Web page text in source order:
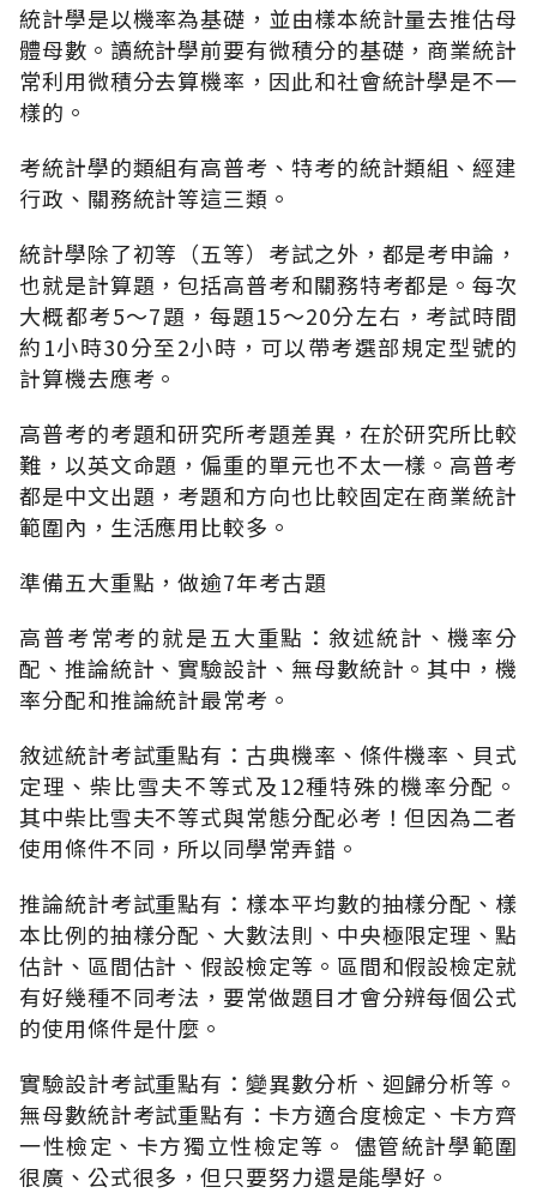
統計學是以機率為基礎，並由樣本統計量去推估母
體母數。讀統計學前要有微積分的基礎，商業統計
常利用微積分去算機率，因此和社會統計學是不一
樣的。
考統計學的類組有高普考、特考的統計類組、經建
行政、關務統計等這三類。
統計學除了初等（五等）考試之外，都是考申論，
也就是計算題，包括高普考和關務特考都是。每次
大概都考5～7題，每題15～20分左右，考試時間
約1小時30分至2小時，可以帶考選部規定型號的
計算機去應考。
高普考的考題和研究所考題差異，在於研究所比較
難，以英文命題，偏重的單元也不太一樣。高普考
都是中文出題，考題和方向也比較固定在商業統計
範圍內，生活應用比較多。
準備五大重點，做逾7年考古題
高普考常考的就是五大重點：敘述統計、機率分
配、推論統計、實驗設計、無母數統計。其中，機
率分配和推論統計最常考。
敘述統計考試重點有：古典機率、條件機率、貝式
定理、柴比雪夫不等式及12種特殊的機率分配。
其中柴比雪夫不等式與常態分配必考！但因為二者
使用條件不同，所以同學常弄錯。
推論統計考試重點有：樣本平均數的抽樣分配、樣
本比例的抽樣分配、大數法則、中央極限定理、點
估計、區間估計、假設檢定等。區間和假設檢定就
有好幾種不同考法，要常做題目才會分辨每個公式
的使用條件是什麼。
實驗設計考試重點有：變異數分析、迴歸分析等。
無母數統計考試重點有：卡方適合度檢定、卡方齊
一性檢定、卡方獨立性檢定等。 儘管統計學範圍
很廣、公式很多，但只要努力還是能學好。